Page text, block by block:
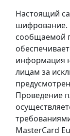
Настоящий
шифрование.
сообщаемой
информация
лицам за
Проведение
MasterCard